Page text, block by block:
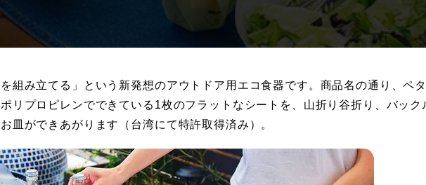
組み立てる」という新発想のアウトドア用エコ食器です。商品名の通り、ペ
リプロピレンでできている1枚のフラットなシートを、山折り谷折り、バック
皿ができあがります（台湾にて特許取得済み）。